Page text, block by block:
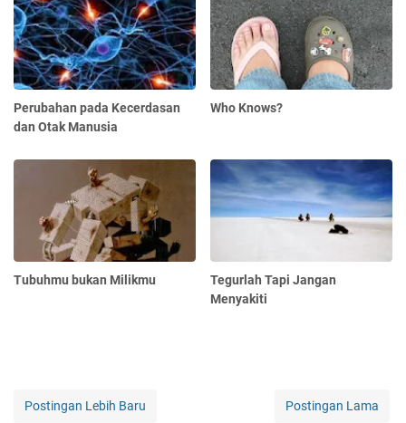
Perubahan pada Kecerdasan
dan Otak Manusia
Who Knows?
Tubuhmu bukan Milikmu
Tegurlah Tapi Jangan
Menyakiti
Postingan Lebih Baru Postingan Lama